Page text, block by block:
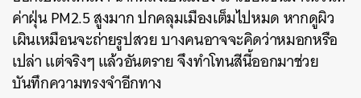
ค่าฝุ่น PM2.5 สูงมาก ปกคลุมเมืองเต็มไปหมด หากดูผิว
เผินเหมือนจะถ่ายรูปสวย บางคนอาจจะคิดว่าหมอกหรือ
เปล่า แต่จริงๆ แล้วอันตราย จึงทำโทนสีนี้ออกมาช่วย
บันทึกความทรงจำอีกทาง